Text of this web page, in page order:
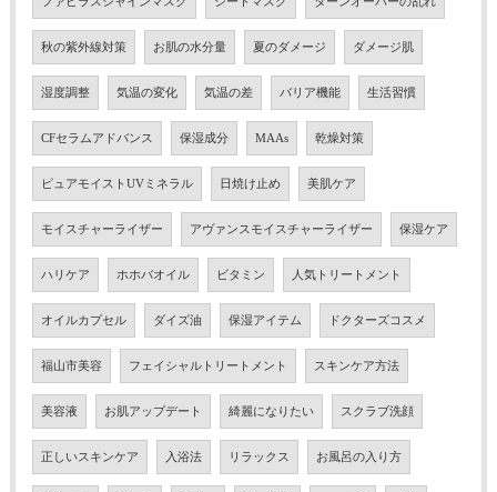
秋の紫外線対策 お肌の水分量 夏のダメージ ダメージ肌
湿度調整 気温の変化 気温の差 バリア機能 生活習慣
CFセラムアドバンス 保湿成分 MAAs 乾燥対策
ピュアモイストUVミネラル 日焼け止め 美肌ケア
モイスチャーライザー アヴァンスモイスチャーライザー 保湿ケア
ハリケア ホホバオイル ビタミン 人気トリートメント
オイルカプセル ダイズ油 保湿アイテム ドクターズコスメ
福山市美容 フェイシャルトリートメント スキンケア方法
美容液 お肌アップデート 綺麗になりたい スクラブ洗顔
正しいスキンケア 入浴法 リラックス お風呂の入り方